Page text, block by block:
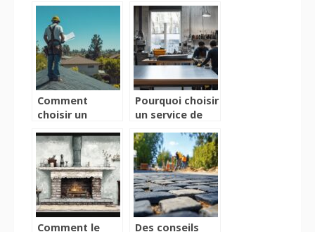
location benne
à Genève pour
vos travaux
une recherche
de fuite à
Vannes ?
Comment
choisir un
couvreur a
Vertou pour vos
travaux de
toiture ?
Pourquoi choisir
un service de
aluminium a
Montpellier
pour vos
projets ?
Comment le
Des conseils